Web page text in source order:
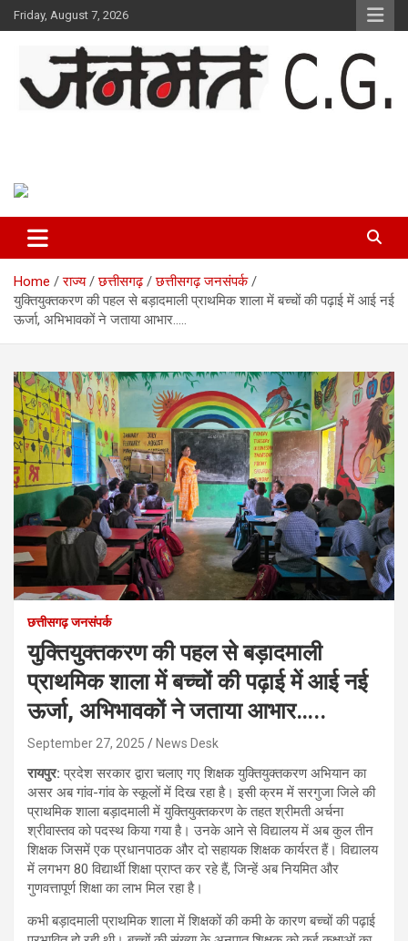
Skip
to
Friday, August 7, 2026
Home राज्य छत्तीसगढ़
छत्तीसगढ़ जनसंपर्क
युक्तियुक्तकरण की पहल से बड़ादमाली प्राथमिक शाला में बच्चों की पढ़ाई में आई नई
ऊर्जा, अभिभावकों ने जताया आभार…..
छत्तीसगढ़ जनसंपर्क
युक्तियुक्तकरण की पहल से बड़ादमाली
प्राथमिक शाला में बच्चों की पढ़ाई में आई नई
ऊर्जा, अभिभावकों ने जताया आभार…..
September 27, 2025 News Desk
रायपुर: प्रदेश सरकार द्वारा चलाए गए शिक्षक युक्तियुक्तकरण अभियान का
असर अब गांव-गांव के स्कूलों में दिख रहा है। इसी क्रम में सरगुजा जिले की
प्राथमिक शाला बड़ादमाली में युक्तियुक्तकरण के तहत श्रीमती अर्चना
श्रीवास्तव को पदस्थ किया गया है। उनके आने से विद्यालय में अब कुल तीन
शिक्षक जिसमें एक प्रधानपाठक और दो सहायक शिक्षक कार्यरत हैं। विद्यालय
में लगभग 80 विद्यार्थी शिक्षा प्राप्त कर रहे हैं, जिन्हें अब नियमित और
गुणवत्तापूर्ण शिक्षा का लाभ मिल रहा है।
कभी बड़ादमाली प्राथमिक शाला में शिक्षकों की कमी के कारण बच्चों की पढ़ाई